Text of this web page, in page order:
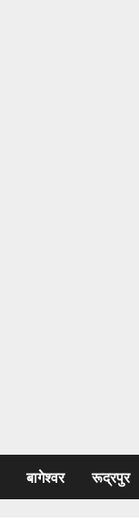
बागेश्वर रूद्रपुर